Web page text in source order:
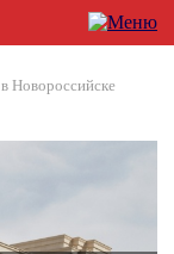
Новороссийске